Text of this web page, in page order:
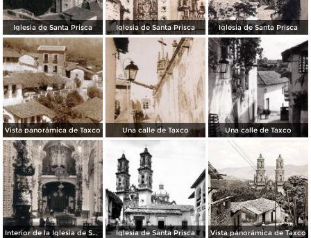
Iglesia de Santa Prisca Iglesia de Santa Prisca Iglesia de Santa Prisca
Vista panorámica de Taxco Una calle de Taxco Una calle de Taxco
Interior de la Iglesia de Santa Prisca Iglesia de Santa Prisca Vista panorámica de Taxco